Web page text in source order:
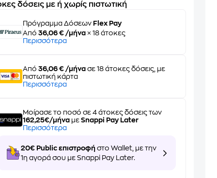
δόσεις με ή χωρίς πιστωτική
Πρόγραμμα Δόσεων Flex Pay
Από36,06 € /μήνα × 18 άτοκες
Περισσότερα
Από36,06 € /μήνα σε 18 άτοκες δόσεις, με
πιστωτική κάρτα
Περισσότερα
Μοίρασε το ποσό σε 4 άτοκες δόσεις των
162,25€/μήνα μεSnappi Pay Later
Περισσότερα
20€ Public επιστροφή στο Wallet, με την
1η αγορά σου με Snappi Pay Later.